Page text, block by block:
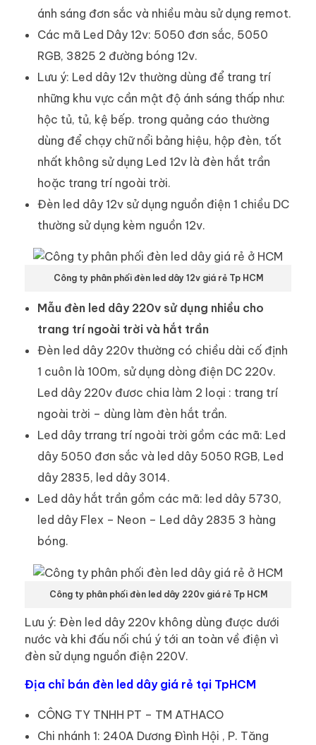
ánh sáng đơn sắc và nhiều màu sử dụng remot.
Các mã Led Dây 12v: 5050 đơn sắc, 5050
RGB, 3825 2 đường bóng 12v.
Lưu ý: Led dây 12v thường dùng để trang trí
những khu vực cần mật độ ánh sáng thấp như:
hộc tủ, tủ, kệ bếp. trong quảng cáo thường
dùng để chạy chữ nổi bảng hiệu, hộp đèn, tốt
nhất không sử dụng Led 12v là đèn hắt trần
hoặc trang trí ngoài trời.
Đèn led dây 12v sử dụng nguồn điện 1 chiều DC
thường sử dụng kèm nguồn 12v.
Công ty phân phối đèn led dây 12v giá rẻ Tp HCM
Mẫu đèn led dây 220v sử dụng nhiều cho
trang trí ngoài trời và hắt trần
Đèn led dây 220v thường có chiều dài cố định
1 cuôn là 100m, sử dụng dòng điện DC 220v.
Led dây 220v đươc chia làm 2 loại : trang trí
ngoài trời – dùng làm đèn hắt trần.
Led dây trrang trí ngoài trời gồm các mã: Led
dây 5050 đơn sắc và led dây 5050 RGB, Led
dây 2835, led dây 3014.
Led dây hắt trần gồm các mã: led dây 5730,
led dây Flex – Neon – Led dây 2835 3 hàng
bóng.
Công ty phân phối đèn led dây 220v giá rẻ Tp HCM
Lưu ý: Đèn led dây 220v không dùng được dưới
nước và khi đấu nối chú ý tới an toàn về điện vì
đèn sử dụng nguồn điện 220V.
Địa chỉ bán đèn led dây giá rẻ tại TpHCM
CÔNG TY TNHH PT – TM ATHACO
Chi nhánh 1: 240A Dương Đình Hội , P. Tăng